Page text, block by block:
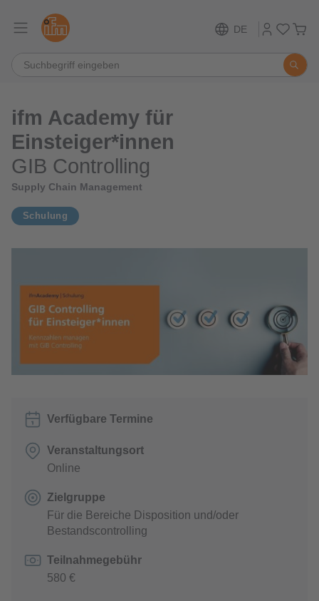
DE
ifm Academy für
Einsteiger*innen
GIB Controlling
Supply Chain Management
Schulung
Verfügbare Termine
Veranstaltungsort
Online
Zielgruppe
Für die Bereiche Disposition und/oder
Bestandscontrolling
Teilnahmegebühr
580 €